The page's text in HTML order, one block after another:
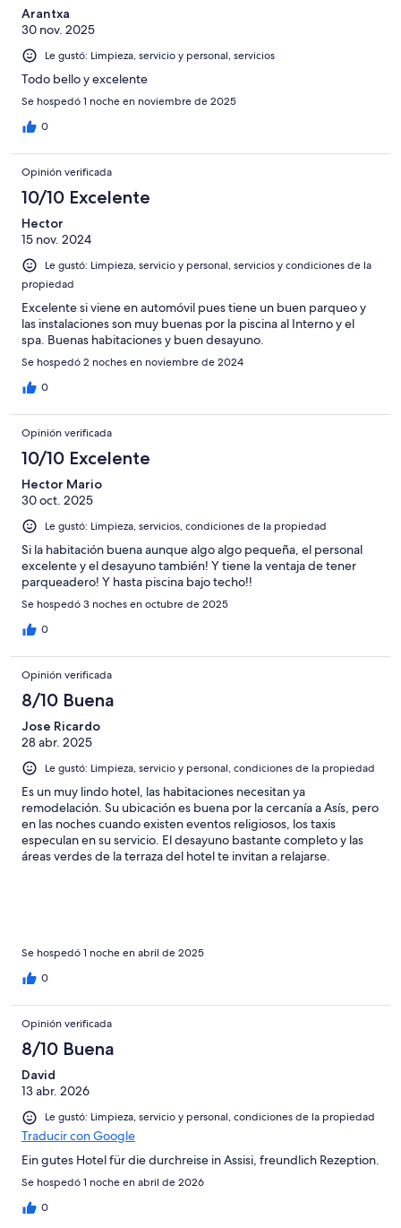
Arantxa
30 nov. 2025
Le gustó: Limpieza, servicio y personal, servicios
Todo bello y excelente
Se hospedó 1 noche en noviembre de 2025
0
Opinión verificada
10/10 Excelente
Hector
15 nov. 2024
Le gustó: Limpieza, servicio y personal, servicios y condiciones de la
propiedad
Excelente si viene en automóvil pues tiene un buen parqueo y
las instalaciones son muy buenas por la piscina al Interno y el
spa. Buenas habitaciones y buen desayuno.
Se hospedó 2 noches en noviembre de 2024
0
Opinión verificada
10/10 Excelente
Hector Mario
30 oct. 2025
Le gustó: Limpieza, servicios, condiciones de la propiedad
Si la habitación buena aunque algo algo pequeña, el personal
excelente y el desayuno también! Y tiene la ventaja de tener
parqueadero! Y hasta piscina bajo techo!!
Se hospedó 3 noches en octubre de 2025
0
Opinión verificada
8/10 Buena
Jose Ricardo
28 abr. 2025
Le gustó: Limpieza, servicio y personal, condiciones de la propiedad
Es un muy lindo hotel, las habitaciones necesitan ya
remodelación. Su ubicación es buena por la cercanía a Asís, pero
en las noches cuando existen eventos religiosos, los taxis
especulan en su servicio. El desayuno bastante completo y las
áreas verdes de la terraza del hotel te invitan a relajarse.
Se hospedó 1 noche en abril de 2025
0
Opinión verificada
8/10 Buena
David
13 abr. 2026
Le gustó: Limpieza, servicio y personal, condiciones de la propiedad
Traducir con Google
Ein gutes Hotel für die durchreise in Assisi, freundlich Rezeption.
Se hospedó 1 noche en abril de 2026
0